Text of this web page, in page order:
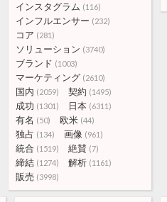
インスタグラム (116)
インフルエンサー (232)
コア (281)
ソリューション (3740)
ブランド (1003)
マーケティング (2610)
国内 (2059) 契約 (1495)
成功 (1301) 日本 (6311)
有名 (50) 欧米 (44)
独占 (134) 画像 (961)
統合 (1519) 絶賛 (7)
締結 (1274) 解析 (1161)
販売 (3998)